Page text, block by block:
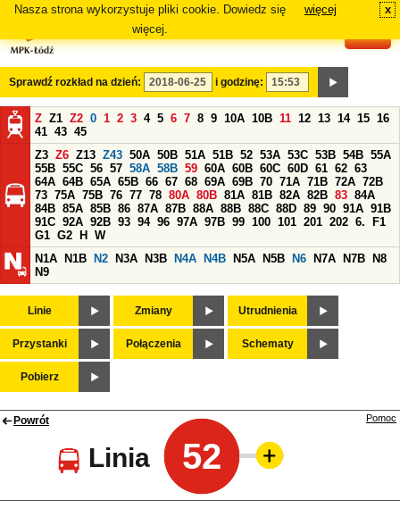
Nasza strona wykorzystuje pliki cookie. Dowiedz się
więcej.
więcej x
Sprawdź rozkład na dzień: i godzinę:
Z Z1 Z2 0 1 2 3 4 5 6 7 8 9 10A 10B 11 12 13 14 15 16
41 43 45
Z3 Z6 Z13 Z43 50A 50B 51A 51B 52 53A 53C 53B 54B 55A
55B 55C 56 57 58A 58B 59 60A 60B 60C 60D 61 62 63
64A 64B 65A 65B 66 67 68 69A 69B 70 71A 71B 72A 72B
73 75A 75B 76 77 78 80A 80B 81A 81B 82A 82B 83 84A
84B 85A 85B 86 87A 87B 88A 88B 88C 88D 89 90 91A 91B
91C 92A 92B 93 94 96 97A 97B 99 100 101 201 202 6.
F1
G1 G2 H
W
N1A
N1B N2 N3A N3B N4A N4B N5A N5B N6 N7A N7B
N8
N9
Linie Zmiany Utrudnienia
Przystanki Połączenia Schematy
Pobierz
Powrót
Linia 52
Pomoc